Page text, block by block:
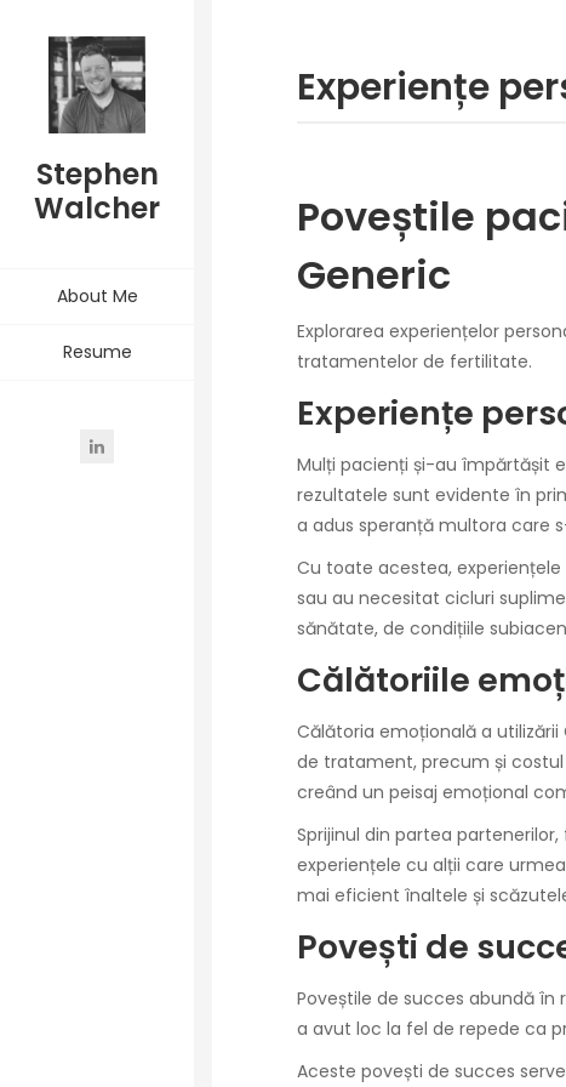
Stephen
Walcher
About Me
Resume
Experiențe
Poveștile
Generic
Explorarea experiențelor
tratamentelor de fertilitate.
Experiențe
Mulți pacienți și-au împărtășit
rezultatele sunt evidente în
a adus speranță multora care
Cu toate acestea,
sau au necesitat cicluri
sănătate, de condițiile
Călătoriile
Călătoria emoțională a
de tratament, precum și
creând un peisaj emoțional
Sprijinul din partea
experiențele cu alții care
mai eficient înaltele și
Povești de
Poveștile de succes abundă
a avut loc la fel de repede ca
Aceste povești de succes